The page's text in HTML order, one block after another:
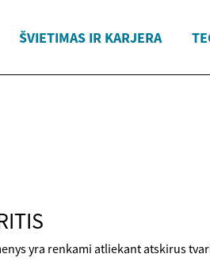
ŠVIETIMAS IR KARJERA
yra renkami atliekant atskirus